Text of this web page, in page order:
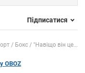
Підписатися
Бокс "Навіщо він це...
OBOZ